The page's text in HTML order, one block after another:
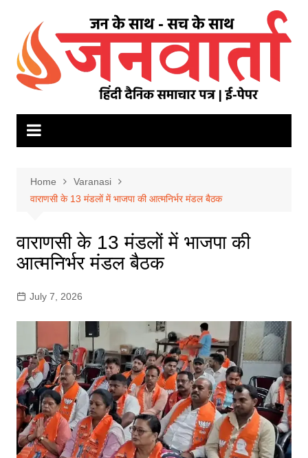
content
Home
Varanasi
वाराणसी के 13 मंडलों में भाजपा की आत्मनिर्भर मंडल बैठक
वाराणसी के 13 मंडलों में भाजपा की
आत्मनिर्भर मंडल बैठक
July 7, 2026